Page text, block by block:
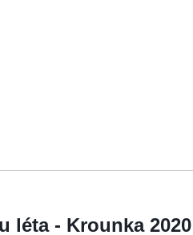
léta - Krounka